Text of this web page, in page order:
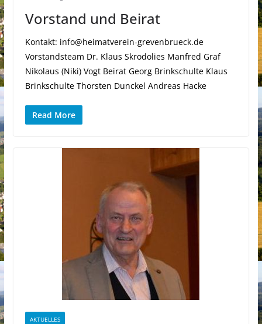
Vorstand und Beirat
Kontakt: info@heimatverein-grevenbrueck.de
Vorstandsteam Dr. Klaus Skrodolies Manfred Graf
Nikolaus (Niki) Vogt Beirat Georg Brinkschulte Klaus
Brinkschulte Thorsten Dunckel Andreas Hacke
Read More
AKTUELLES